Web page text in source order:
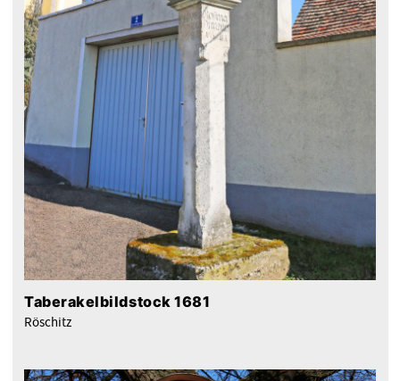
Taberakelbildstock 1681
Röschitz